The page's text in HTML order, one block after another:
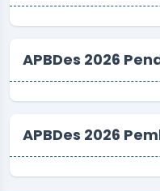
APBDes 2026
APBDes 2026